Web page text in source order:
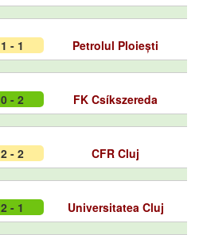
1 - 1 Petrolul Ploiești
0 - 2 FK Csíkszereda
2 - 2 CFR Cluj
2 - 1 Universitatea Cluj